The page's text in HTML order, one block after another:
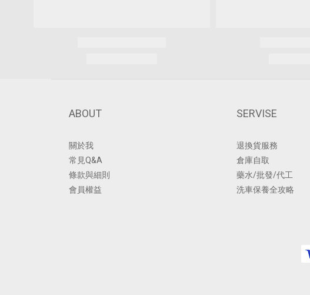
ABOUT
關於我
常見Q&A
條款與細則
會員權益
SERVISE
退換貨服務
倉庫自取
藥水/批發/代工
洗車保養全攻略